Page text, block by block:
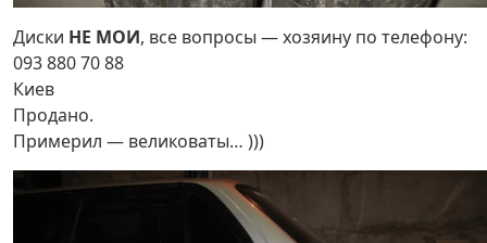
Диски НЕ МОИ, все вопросы — хозяину по телефону:
093 880 70 88
Киев
Продано.
Примерил — великоваты… )))